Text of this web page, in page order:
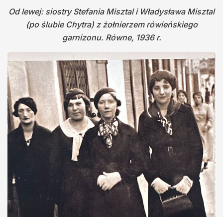
Od lewej: siostry Stefania Misztal i Władysława Misztal
(po ślubie Chytra) z żołnierzem rówieńskiego
garnizonu. Równe, 1936 r.